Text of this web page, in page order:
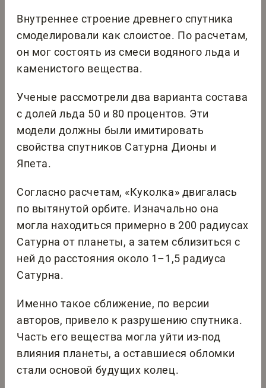
Внутреннее строение древнего спутника
смоделировали как слоистое. По расчетам,
он мог состоять из смеси водяного льда и
каменистого вещества.
Ученые рассмотрели два варианта состава
с долей льда 50 и 80 процентов. Эти
модели должны были имитировать
свойства спутников Сатурна Дионы и
Япета.
Согласно расчетам, «Куколка» двигалась
по вытянутой орбите. Изначально она
могла находиться примерно в 200 радиусах
Сатурна от планеты, а затем сблизиться с
ней до расстояния около 1–1,5 радиуса
Сатурна.
Именно такое сближение, по версии
авторов, привело к разрушению спутника.
Часть его вещества могла уйти из-под
влияния планеты, а оставшиеся обломки
стали основой будущих колец.